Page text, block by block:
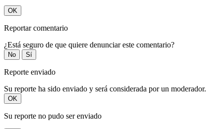
OK
Reportar comentario
¿Está seguro de que quiere denunciar este comentario?
No Sí
Reporte enviado
Su reporte ha sido enviado y será considerada por un moderador.
OK
Su reporte no pudo ser enviado